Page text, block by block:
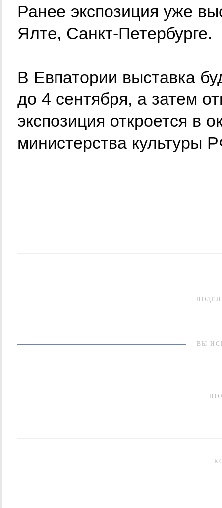
Ранее экспозиция уже
Ялте, Санкт-Петербурге.
В Евпатории выставка
до 4 сентября, а затем
экспозиция откроется в
министерства культуры
ВЫ